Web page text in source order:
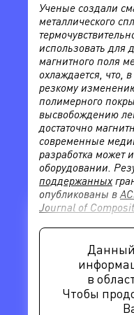
Ученые создали
металлического
использовать для
магнитного поля
охлаждается, что,
резкому
полимерного
высвобождению
достаточно
современные
разработка может
оборудовании.
поддержанных
опубликованы в
Journal of
в
Чтобы